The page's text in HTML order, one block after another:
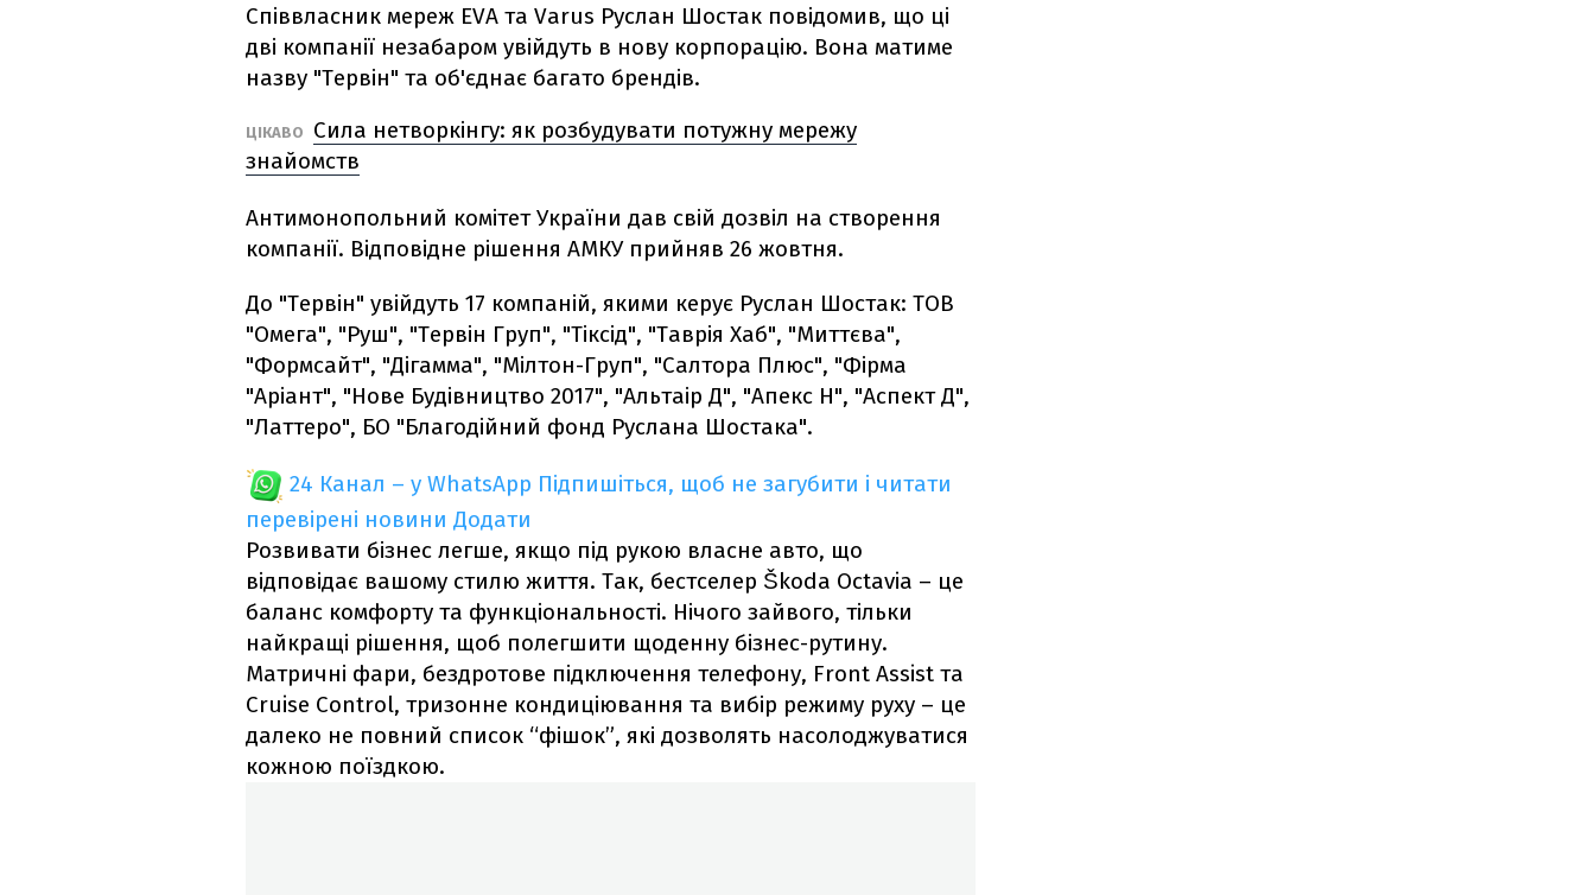
Співвласник мереж EVA та Varus Руслан Шостак повідомив, що ці
дві компанії незабаром увійдуть в нову корпорацію. Вона матиме
назву "Тервін" та об'єднає багато брендів.
ЦІКАВО
Сила нетворкінгу: як розбудувати потужну мережу
знайомств
Антимонопольний комітет України дав свій дозвіл на створення
компанії. Відповідне рішення АМКУ прийняв 26 жовтня.
До "Тервін" увійдуть 17 компаній, якими керує Руслан Шостак: ТОВ
"Омега", "Руш", "Тервін Груп", "Тіксід", "Таврія Хаб", "Миттєва",
"Формсайт", "Дігамма", "Мілтон-Груп", "Салтора Плюс", "Фірма
"Аріант", "Нове Будівництво 2017", "Альтаір Д", "Апекс Н", "Аспект Д",
"Латтеро", БО "Благодійний фонд Руслана Шостака".
24 Канал – у WhatsApp Підпишіться, щоб не загубити і читати
перевірені новини Додати
Розвивати бізнес легше, якщо під рукою власне авто, що
відповідає вашому стилю життя. Так, бестселер Škoda Octavia – це
баланс комфорту та функціональності. Нічого зайвого, тільки
найкращі рішення, щоб полегшити щоденну бізнес-рутину.
Матричні фари, бездротове підключення телефону, Front Assist та
Cruise Control, тризонне кондиціювання та вибір режиму руху – це
далеко не повний список “фішок”, які дозволять насолоджуватися
кожною поїздкою.